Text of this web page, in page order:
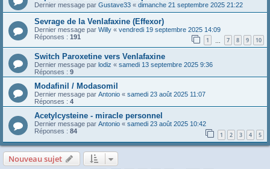
Dernier message par Gustave33 « dimanche 21 septembre 2025 21:22
Sevrage de la Venlafaxine (Effexor)
Dernier message par Willy « vendredi 19 septembre 2025 14:09
Réponses : 191 1 7 8 9 10
Switch Paroxetine vers Venlafaxine
Dernier message par lodiz « samedi 13 septembre 2025 9:36
Réponses : 9
Modafinil / Modasomil
Dernier message par Antonio « samedi 23 août 2025 11:07
Réponses : 4
Acetylcysteine - miracle personnel
Dernier message par Antonio « samedi 23 août 2025 10:42
Réponses : 84 1 2 3 4 5
Nouveau sujet